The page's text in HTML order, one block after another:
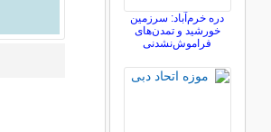
دره خرم‌آباد: سرزمین
خورشید و تمدن‌های
فراموش‌نشدنی